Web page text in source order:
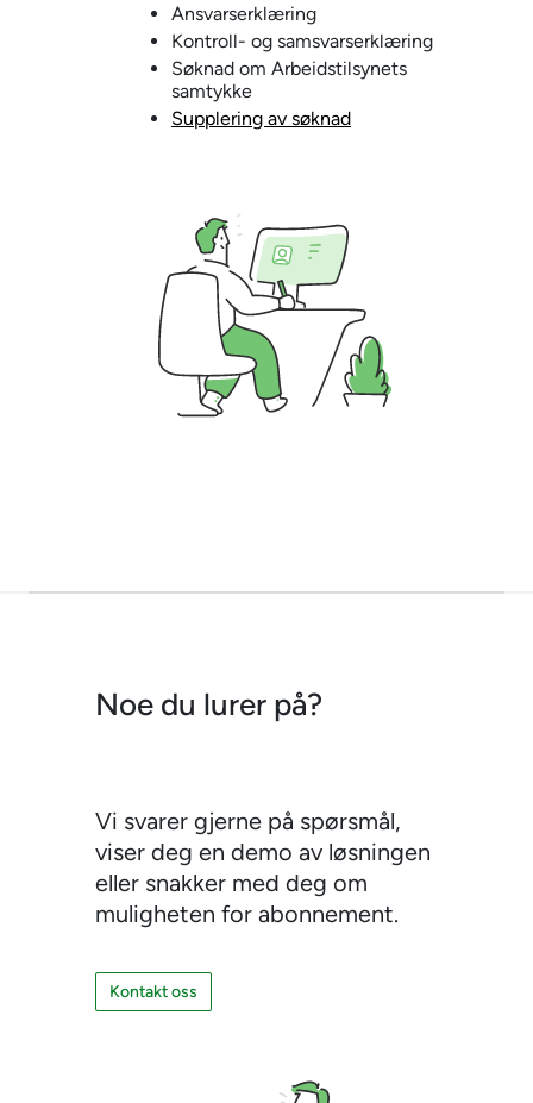
Ansvarserklæring
Kontroll- og samsvarserklæring
Søknad om Arbeidstilsynets
samtykke
Supplering av søknad
Noe du lurer på?
Vi svarer gjerne på spørsmål,
viser deg en demo av løsningen
eller snakker med deg om
muligheten for abonnement.
Kontakt oss